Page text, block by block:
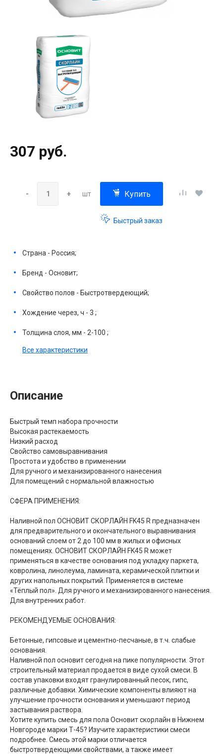
307 руб.
- + шт Купить
Быстрый заказ
Страна - Россия;
Бренд - Основит;
Свойство полов - Быстротвердеющий;
Хождение через, ч - 3 ;
Толщина слоя, мм - 2-100 ;
Все характеристики
Описание
Быстрый темп набора прочности
Высокая растекаемость
Низкий расход
Свойство самовыравнивания
Простота и удобство в применении
Для ручного и механизированного нанесения
Для помещений с нормальной влажностью
СФЕРА ПРИМЕНЕНИЯ:
Наливной пол ОСНОВИТ СКОРЛАЙН FK45 R предназначен
для предварительного и окончательного выравнивания
оснований слоем от 2 до 100 мм в жилых и офисных
помещениях. ОСНОВИТ СКОРЛАЙН FK45 R может
применяться в качестве основания под укладку паркета,
ковролина, линолеума, ламината, керамической плитки и
других напольных покрытий. Применяется в системе
«Тёплый пол». Для ручного и механизированного нанесения.
Для внутренних работ.
РЕКОМЕНДУЕМЫЕ ОСНОВАНИЯ:
Бетонные, гипсовые и цементно-песчаные, в т.ч. слабые
основания.
Наливной пол основит сегодня на пике популярности. Этот
строительный материал продается в виде сухой смеси. В
состав упаковки входят гранулированный песок, гипс,
различные добавки. Химические компоненты влияют на
улучшение прочности основания и уменьшают период
застывания раствора.
Хотите купить смесь для пола Основит скорлайн в Нижнем
Новгороде марки Т-45? Изучите характеристики смеси
подробнее. Смесь этой марки отличается
быстротвердеющими свойствами, а также имеет